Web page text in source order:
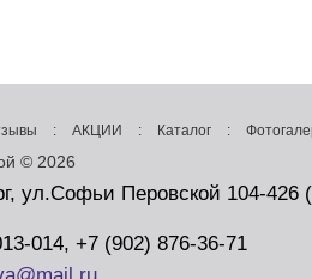
: АКЦИИ : Каталог :
© 2026
ул.Софьи Перовской 104-426
014, +7 (902) 876-36-71